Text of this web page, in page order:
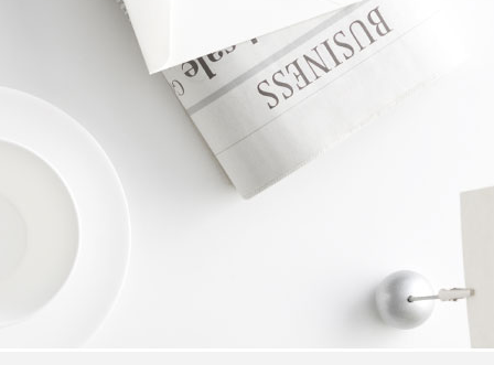
政策信息
活动公告
数据统计分析